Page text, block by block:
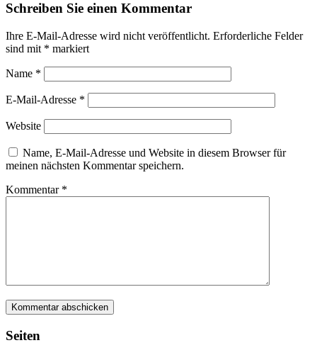
Schreiben Sie einen Kommentar
Ihre E-Mail-Adresse wird nicht veröffentlicht. Erforderliche Felder
sind mit * markiert
Name *
E-Mail-Adresse *
Website
Name, E-Mail-Adresse und Website in diesem Browser für
meinen nächsten Kommentar speichern.
Kommentar *
Seiten